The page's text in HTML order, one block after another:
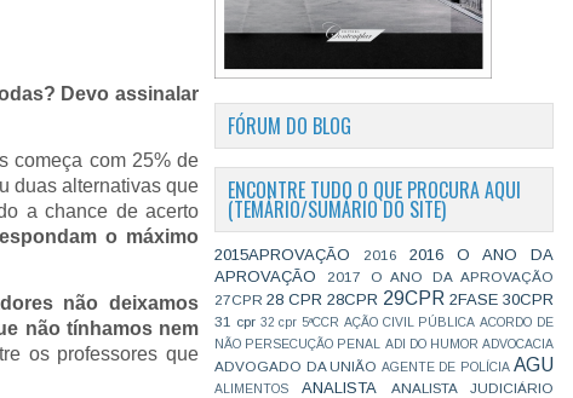
Devo assinalar
começa com 25% de
duas alternativas que
a chance de acerto
o máximo
não deixamos
não tínhamos nem
os professores que
FÓRUM DO BLOG
ENCONTRE TUDO O QUE PROCURA AQUI
(TEMÁRIO/SUMÁRIO DO SITE)
2015APROVAÇÃO 2016
2016 O ANO DA
APROVAÇÃO
2017 O ANO DA APROVAÇÃO
27CPR 28 CPR 28CPR 29CPR 2FASE 30CPR
31 cpr 32 cpr 5ªCCR AÇÃO CIVIL PÚBLICA ACORDO DE
NÃO PERSECUÇÃO PENAL
ADI DO HUMOR ADVOCACIA
ADVOGADO DA UNIÃO AGENTE DE POLÍCIA AGU
ALIMENTOS ANALISTA ANALISTA JUDICIÁRIO